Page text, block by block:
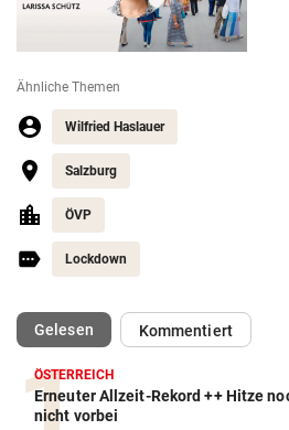
Ähnliche Themen
Wilfried Haslauer
Salzburg
ÖVP
Lockdown
Gelesen(ausgewählt)Kommentiert
ÖSTERREICH
Erneuter Allzeit-Rekord ++ Hitze
nicht vorbei